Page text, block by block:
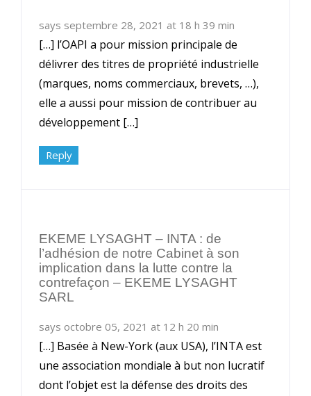
says septembre 28, 2021 at 18 h 39 min
[…] l’OAPI a pour mission principale de
délivrer des titres de propriété industrielle
(marques, noms commerciaux, brevets, …),
elle a aussi pour mission de contribuer au
développement […]
Reply
EKEME LYSAGHT – INTA : de
l’adhésion de notre Cabinet à son
implication dans la lutte contre la
contrefaçon – EKEME LYSAGHT
SARL
says octobre 05, 2021 at 12 h 20 min
[…] Basée à New-York (aux USA), l’INTA est
une association mondiale à but non lucratif
dont l’objet est la défense des droits des